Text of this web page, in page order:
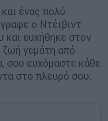
ένας πολύ
ο Ντέιβιντ
ευχήθηκε στον
γεμάτη από
σου ευχόμαστε κάθε
στο πλευρό σου.